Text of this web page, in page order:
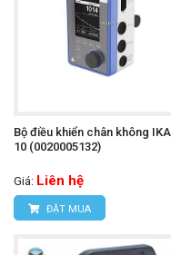
HÙNG NGUYÊN
Địa chỉ:
Số nhà
Văn phòng
Đỗ Xuân Hợp,
Hotline:
Email:
Bộ điều khiển chân không
10 (0020005132)
Giá: Liên hệ
ĐẶT MUA